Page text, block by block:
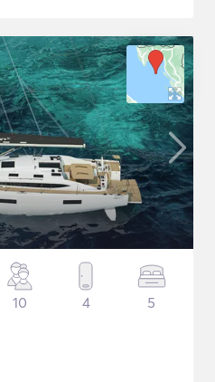
10 4 5